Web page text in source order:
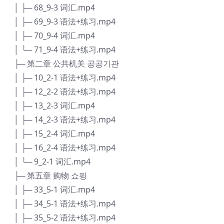
│ ├─ 68_9-3 词汇.mp4
│ ├─ 69_9-3 语法+练习.mp4
│ ├─ 70_9-4 词汇.mp4
│ └─ 71_9-4 语法+练习.mp4
├─ 第二章 公共机关 공공기관
│ ├─ 10_2-1 语法+练习.mp4
│ ├─ 12_2-2 语法+练习.mp4
│ ├─ 13_2-3 词汇.mp4
│ ├─ 14_2-3 语法+练习.mp4
│ ├─ 15_2-4 词汇.mp4
│ ├─ 16_2-4 语法+练习.mp4
│ └─ 9_2-1 词汇.mp4
├─ 第五章 购物 쇼핑
│ ├─ 33_5-1 词汇.mp4
│ ├─ 34_5-1 语法+练习.mp4
│ ├─ 35_5-2 语法+练习.mp4